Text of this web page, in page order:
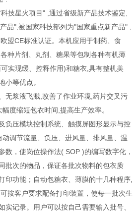
星火项目" ,通过省级新产品技术鉴定,
品",被国家科技部列为"国家重点新产品" ,
盟CE标准认证。本机应用于制药、食
种片剂、丸剂、糖果等包制各种有机薄
实现缓、控释作用)和糖衣,具有整机美
小等优点。
浆液飞溅,改善了作业环境,药片交叉污
度缩短包衣时间,提高生产效率。
压模块控制系统、触摸屏图形显示与控
调节流量、负压、进风量、排风量、温
数，使岗位操作法( SOP )的编写数字化，
批次的物品，保证各批次物料的包衣质
印功能；自动包糖衣、薄膜的十几种程序,
按客户要求配备打印装置，使每一批次生
实记录。用户可以按自己需要输入批号、